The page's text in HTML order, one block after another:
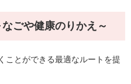
ごや健康のりかえ～
とができる最適なルートを提